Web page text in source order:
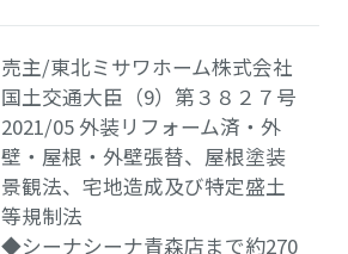
売主/東北ミサワホーム株式会社
国土交通大臣（9）第３８２７号
2021/05 外装リフォーム済・外
壁・屋根・外壁張替、屋根塗装
景観法、宅地造成及び特定盛土
等規制法
◆シーナシーナ青森店まで約270